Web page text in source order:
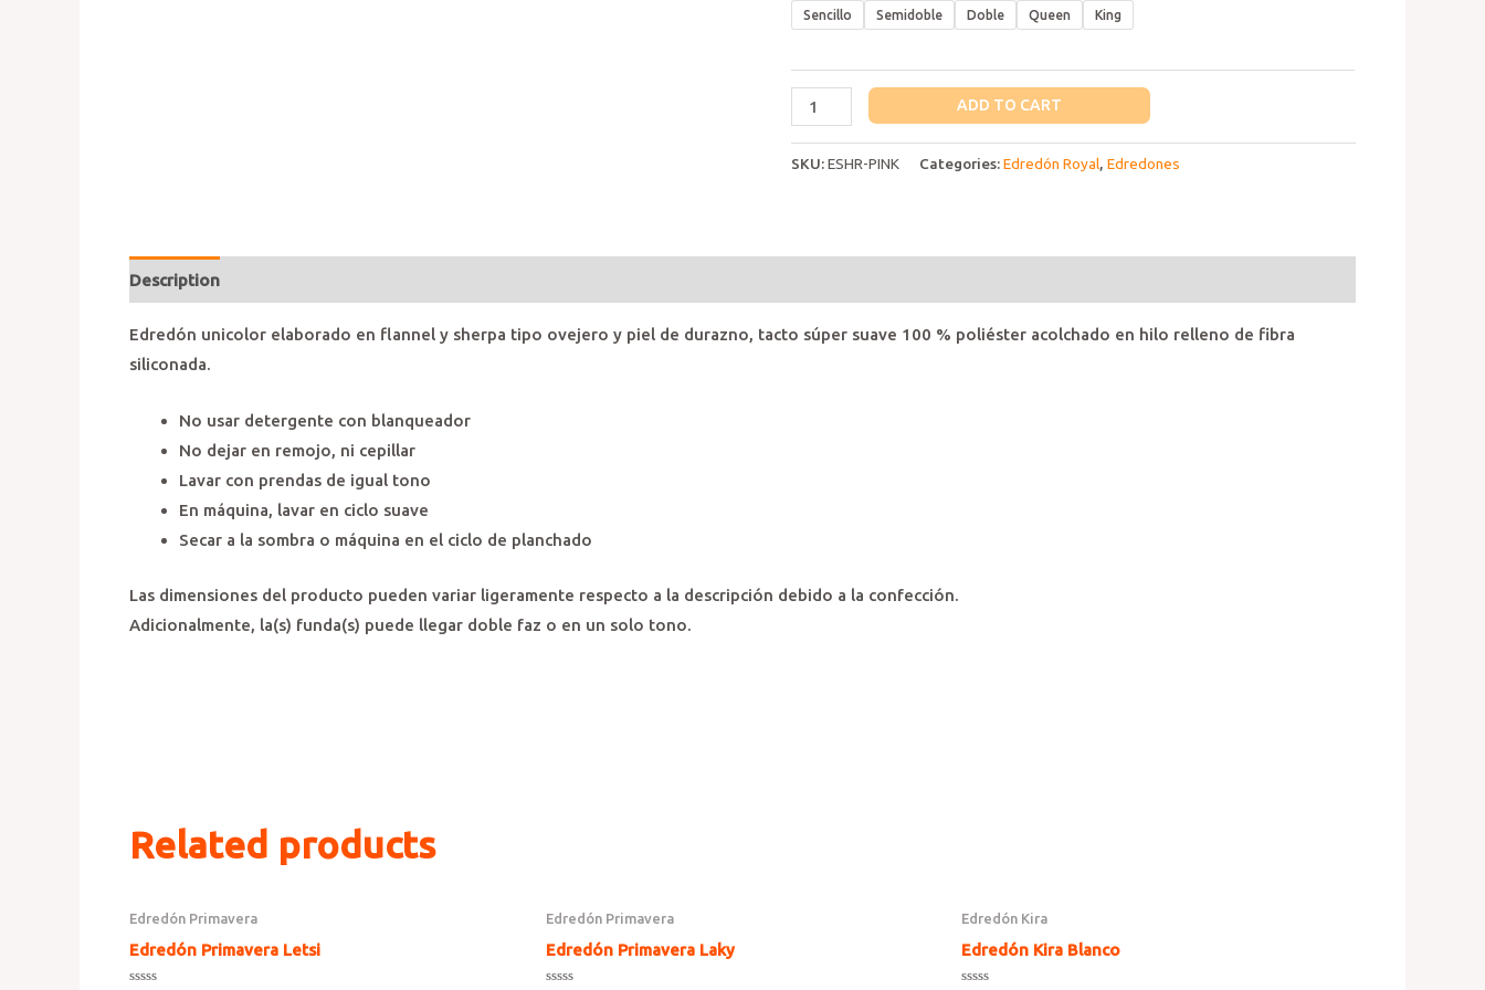
Sencillo Semidoble Doble Queen King
Edredón
Royal
Pink
ADD TO CART
SKU:ESHR-PINK Categories:Edredón Royal,Edredones
Description
Edredón unicolor elaborado en flannel y sherpa tipo ovejero y piel de durazno, tacto súper suave 100 % poliéster acolchado en hilo relleno de fibra
siliconada.
No usar detergente con blanqueador
No dejar en remojo, ni cepillar
Lavar con prendas de igual tono
En máquina, lavar en ciclo suave
Secar a la sombra o máquina en el ciclo de planchado
Las dimensiones del producto pueden variar ligeramente respecto a la descripción debido a la confección.
Adicionalmente, la(s) funda(s) puede llegar doble faz o en un solo tono.
Related products
Edredón Primavera
Edredón Primavera Letsi
Edredón Primavera
Edredón Primavera Laky
Edredón Kira
Edredón Kira Blanco